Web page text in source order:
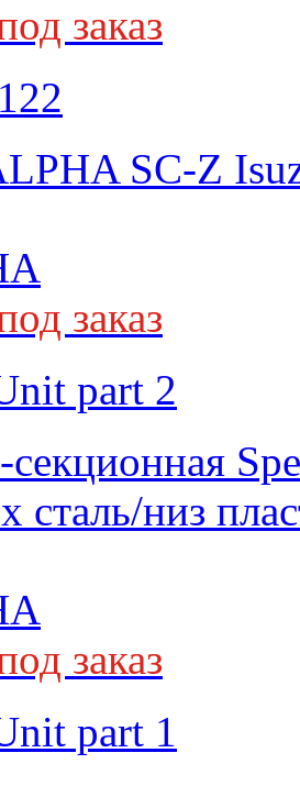
заказ
SC-Z
заказ
part 2
сталь/низ
заказ
part 1